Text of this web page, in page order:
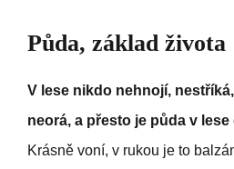
Půda, základ života
V lese nikdo nehnojí,
neorá, a přesto je půda v
Krásně voní, v rukou je to